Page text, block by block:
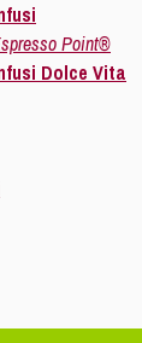
Point®
Dolce Vita